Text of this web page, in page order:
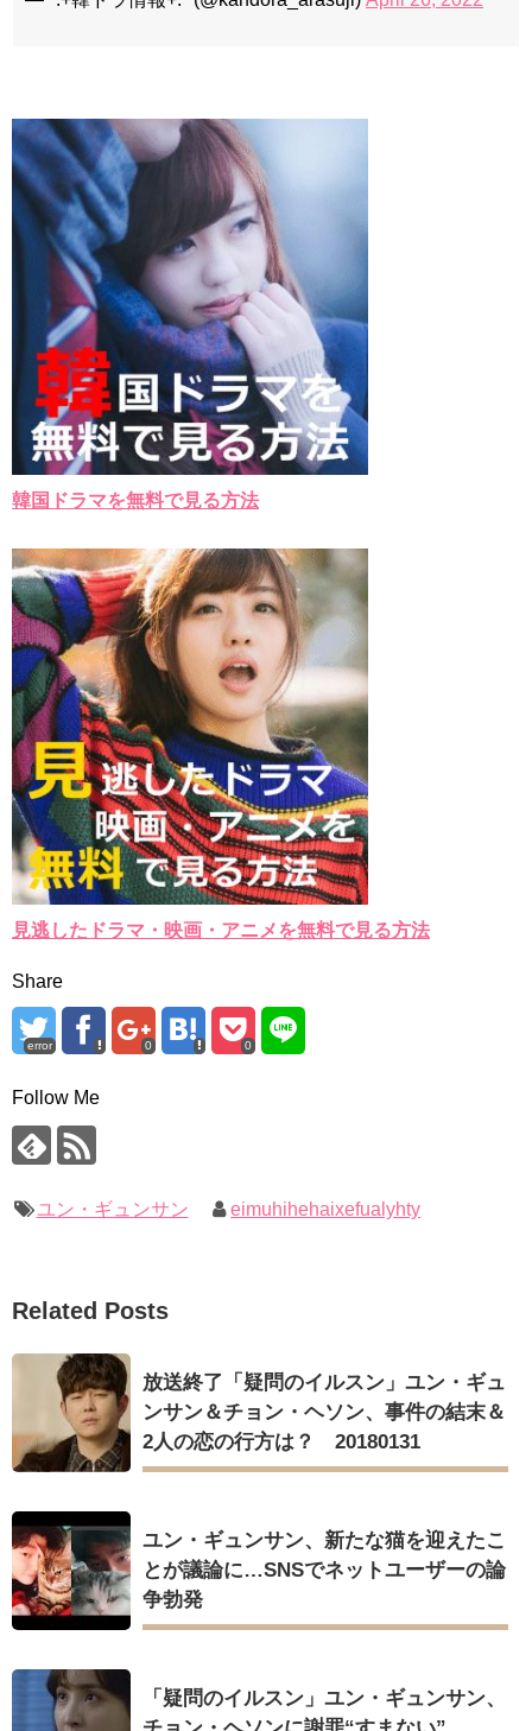
韓国ドラマを無料で見る方法
見逃したドラマ・映画・アニメを無料で見る方法
Share
error 0 0
Follow Me
ユン・ギュンサン eimuhihehaixefualyhty
Related Posts
放送終了「疑問のイルスン」ユン・ギュ
ンサン＆チョン・ヘソン、事件の結末＆
2人の恋の行方は？ 20180131
ユン・ギュンサン、新たな猫を迎えたこ
とが議論に…SNSでネットユーザーの論
争勃発
「疑問のイルスン」ユン・ギュンサン、